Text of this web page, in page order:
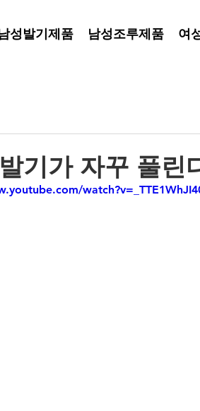
성발기제품 남성조루제품 여
기가 자꾸 풀린